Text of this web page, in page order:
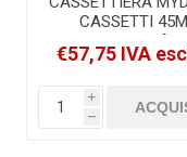
CASSETTI
BIANCO ARDA
€57,75 IVA
i
h